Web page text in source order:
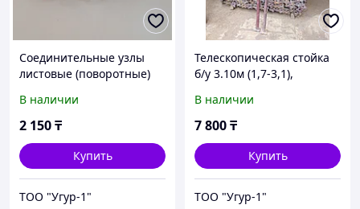
Соединительные узлы
листовые (поворотные)
В наличии
2 150₸
Купить
ТОО "Угур-1"
Телескопическая стойка
б/у 3.10м (1,7-3,1),
бу 3,30м
В наличии
7 800₸
Купить
ТОО "Угур-1"